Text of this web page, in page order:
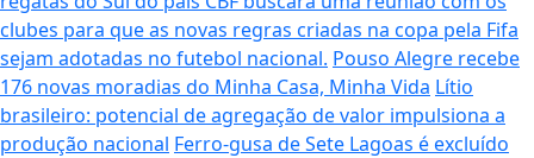
clubes para que as novas regras criadas na copa pela Fifa
sejam adotadas no futebol nacional. Pouso Alegre recebe
176 novas moradias do Minha Casa, Minha Vida Lítio
brasileiro: potencial de agregação de valor impulsiona a
produção nacional Ferro-gusa de Sete Lagoas é excluído